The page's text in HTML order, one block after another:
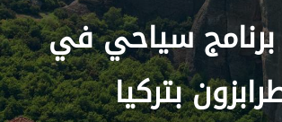
سياحي في
بتركيا